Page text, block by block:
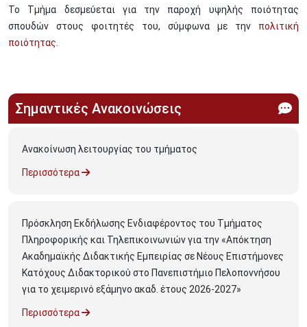
Το Τμήμα δεσμεύεται για την παροχή υψηλής ποιότητας
σπουδών στους φοιτητές του, σύμφωνα με την πολιτική
ποιότητας
Σημαντικές Ανακοινώσεις
Ανακοίνωση λειτουργίας του τμήματος
Περισσότερα
Πρόσκληση Εκδήλωσης Ενδιαφέροντος του Τμήματος
Πληροφορικής και Τηλεπικοινωνιών για την «Απόκτηση
Ακαδημαϊκής Διδακτικής Εμπειρίας σε Νέους Επιστήμονες
Κατόχους Διδακτορικού στο Πανεπιστήμιο Πελοποννήσου
για το χειμερινό εξάμηνο ακαδ. έτους 2026-2027»
Περισσότερα